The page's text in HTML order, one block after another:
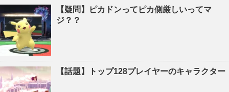
【疑問】ピカドンってピカ側厳しいってマ
ジ？？
【話題】トップ128プレイヤーのキャラクター